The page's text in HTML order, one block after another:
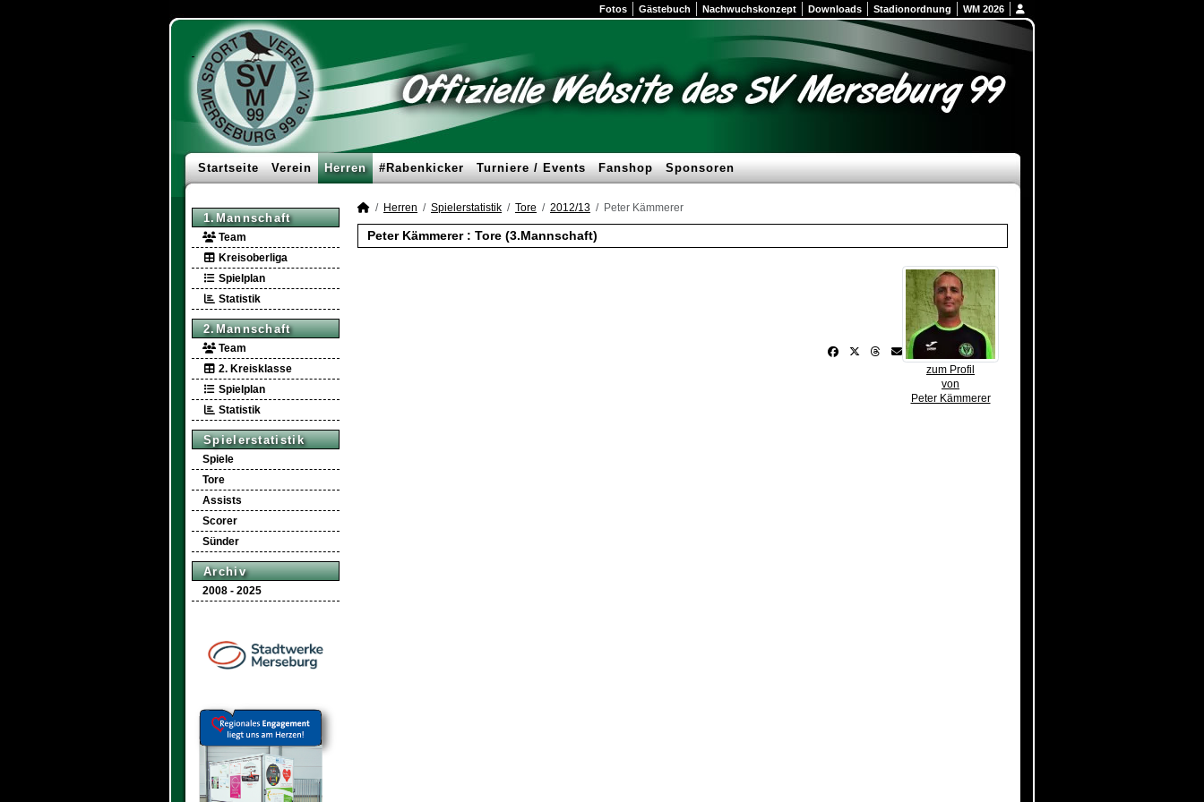
Fotos Gästebuch Nachwuchskonzept Downloads Stadionordnung WM 2026
Startseite Verein Herren #Rabenkicker Turniere / Events Fanshop Sponsoren
1.Mannschaft
Team
Kreisoberliga
Spielplan
Statistik
2.Mannschaft
Team
2. Kreisklasse
Spielplan
Statistik
Spielerstatistik
Spiele
Tore
Assists
Scorer
Sünder
Archiv
2008 - 2025
Herren Spielerstatistik Tore 2012/13 Peter Kämmerer
Peter Kämmerer : Tore (3.Mannschaft)
zum Profil
von
Peter Kämmerer